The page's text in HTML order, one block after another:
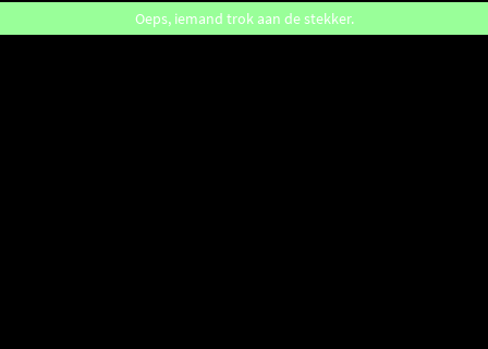
Oeps, iemand trok aan de stekker.